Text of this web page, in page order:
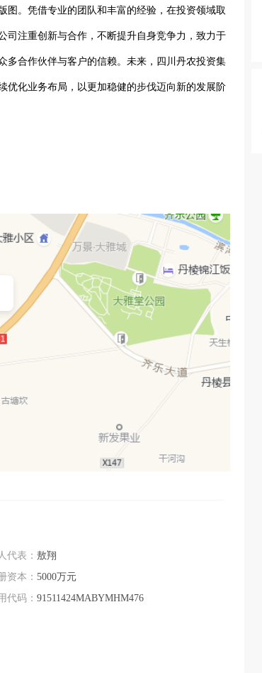
图。凭借专业的团队和丰富的经验，在投资领域取
司注重创新与合作，不断提升自身竞争力，致力于
多合作伙伴与客户的信赖。未来，四川丹农投资集
优化业务布局，以更加稳健的步伐迈向新的发展阶
现出独特的优势与活力，向着更高的目标奋勇前
代表： 敖翔
资本： 5000万元
代码： 91511424MABYMHM476